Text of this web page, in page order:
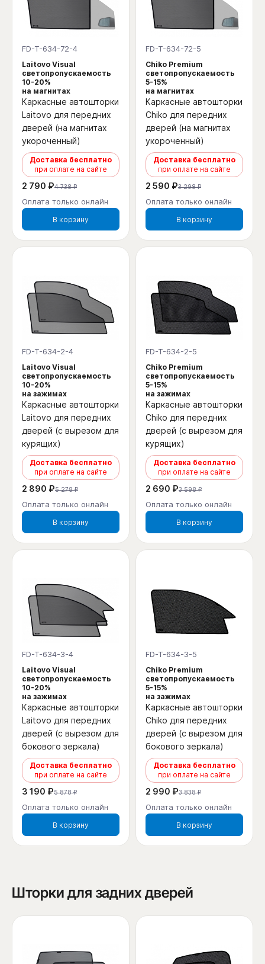
FD-T-634-72-4
Laitovo Visual
светопропускаемость
10-20%
на магнитах
Каркасные автошторки
Laitovo для передних
дверей (на магнитах
укороченный)
Доставка бесплатно
при оплате на сайте
2 790 ₽4 738 ₽
Оплата только онлайн
В корзину
FD-T-634-72-5
Chiko Premium
светопропускаемость
5-15%
на магнитах
Каркасные автошторки
Chiko для передних
дверей (на магнитах
укороченный)
Доставка бесплатно
при оплате на сайте
2 590 ₽3 298 ₽
Оплата только онлайн
В корзину
FD-T-634-2-4
Laitovo Visual
светопропускаемость
10-20%
на зажимах
Каркасные автошторки
Laitovo для передних
дверей (с вырезом для
курящих)
Доставка бесплатно
при оплате на сайте
2 890 ₽5 278 ₽
Оплата только онлайн
В корзину
FD-T-634-2-5
Chiko Premium
светопропускаемость
5-15%
на зажимах
Каркасные автошторки
Chiko для передних
дверей (с вырезом для
курящих)
Доставка бесплатно
при оплате на сайте
2 690 ₽3 598 ₽
Оплата только онлайн
В корзину
FD-T-634-3-4
Laitovo Visual
светопропускаемость
10-20%
на зажимах
Каркасные автошторки
Laitovo для передних
дверей (с вырезом для
бокового зеркала)
Доставка бесплатно
при оплате на сайте
3 190 ₽5 878 ₽
Оплата только онлайн
В корзину
FD-T-634-3-5
Chiko Premium
светопропускаемость
5-15%
на зажимах
Каркасные автошторки
Chiko для передних
дверей (с вырезом для
бокового зеркала)
Доставка бесплатно
при оплате на сайте
2 990 ₽3 838 ₽
Оплата только онлайн
В корзину
Шторки для задних дверей